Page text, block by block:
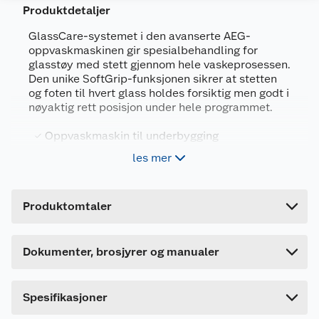
Produktdetaljer
GlassCare-systemet i den avanserte AEG-
oppvaskmaskinen gir spesialbehandling for
glasstøy med stett gjennom hele vaskeprosessen.
Den unike SoftGrip-funksjonen sikrer at stetten
og foten til hvert glass holdes forsiktig men godt i
nøyaktig rett posisjon under hele programmet.
Oppvaskmaskin til underbygging
UNØDVENDIG
glasstøy med stett gjennom hele vaskeprosessen.
Den unike SoftGrip-funksjonen sikrer at stetten
les mer
Produktomtaler
Dette produktet har ikke fått noen omtale ennå.
Dokumenter, brosjyrer og manualer
Brosjyrer
643428_7332543779260_.pdf
Last ned / vis datablad
Produktdatablad
643430_7332543779260_.pdf
Last ned / vis datablad
Spesifikasjoner
Artikkelnummer
7332543779260
Leverandørens artikkelnummer
Bruttovekt